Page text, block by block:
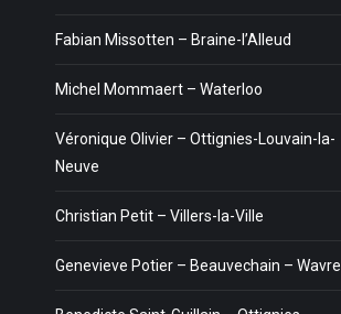
Fabian Missotten – Braine-l’Alleud
Michel Mommaert – Waterloo
Véronique Olivier – Ottignies-Louvain-la-
Neuve
Christian Petit – Villers-la-Ville
Genevieve Potier – Beauvechain – Wavre